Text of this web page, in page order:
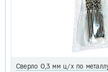
Сверло 0,3 мм ц/х по